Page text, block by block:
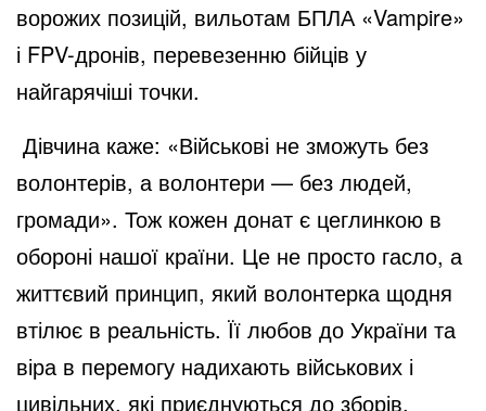
ворожих позицій, вильотам БПЛА «Vampire»
і FPV-дронів, перевезенню бійців у
найгарячіші точки.
Дівчина каже: «Військові не зможуть без
волонтерів, а волонтери — без людей,
громади». Тож кожен донат є цеглинкою в
обороні нашої країни. Це не просто гасло, а
життєвий принцип, який волонтерка щодня
втілює в реальність. Її любов до України та
віра в перемогу надихають військових і
цивільних, які приєднуються до зборів.